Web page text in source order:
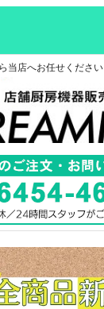
当店へお任せください